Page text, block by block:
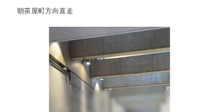
朝茶屋町方向直走